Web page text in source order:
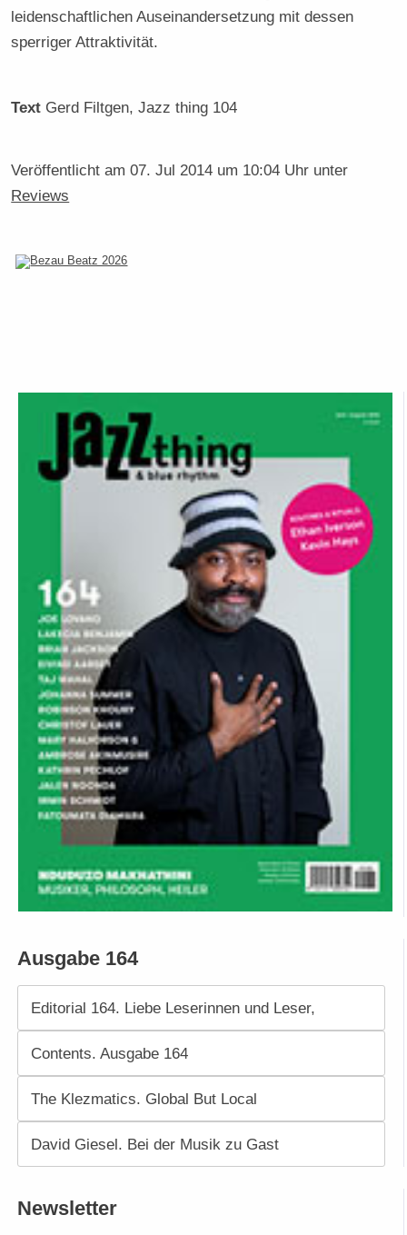
leidenschaftlichen Auseinandersetzung mit dessen
sperriger Attraktivität.
Text Gerd Filtgen , Jazz thing 104
Veröffentlicht am07. Jul 2014 um 10:04 Uhr unter
Reviews
Ausgabe 164
Editorial 164. Liebe Leserinnen und Leser,
Contents. Ausgabe 164
The Klezmatics. Global But Local
David Giesel. Bei der Musik zu Gast
Newsletter